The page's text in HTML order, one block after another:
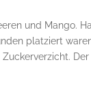
und Mango.
platziert